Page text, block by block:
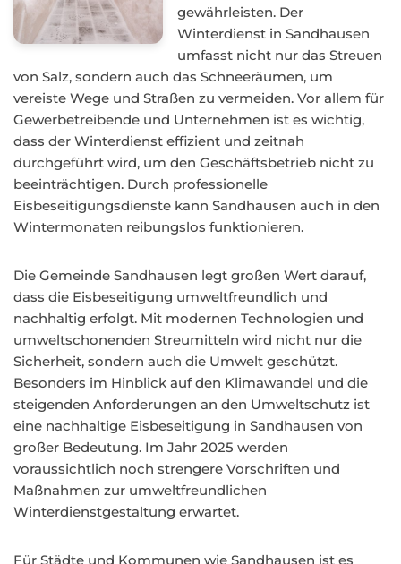
gewährleisten. Der
Winterdienst in Sandhausen
umfasst nicht nur das Streuen
von Salz, sondern auch das Schneeräumen, um
vereiste Wege und Straßen zu vermeiden. Vor allem für
Gewerbetreibende und Unternehmen ist es wichtig,
dass der Winterdienst effizient und zeitnah
durchgeführt wird, um den Geschäftsbetrieb nicht zu
beeinträchtigen. Durch professionelle
Eisbeseitigungsdienste kann Sandhausen auch in den
Wintermonaten reibungslos funktionieren.
Die Gemeinde Sandhausen legt großen Wert darauf,
dass die Eisbeseitigung umweltfreundlich und
nachhaltig erfolgt. Mit modernen Technologien und
umweltschonenden Streumitteln wird nicht nur die
Sicherheit, sondern auch die Umwelt geschützt.
Besonders im Hinblick auf den Klimawandel und die
steigenden Anforderungen an den Umweltschutz ist
eine nachhaltige Eisbeseitigung in Sandhausen von
großer Bedeutung. Im Jahr 2025 werden
voraussichtlich noch strengere Vorschriften und
Maßnahmen zur umweltfreundlichen
Winterdienstgestaltung erwartet.
Für Städte und Kommunen wie Sandhausen ist es